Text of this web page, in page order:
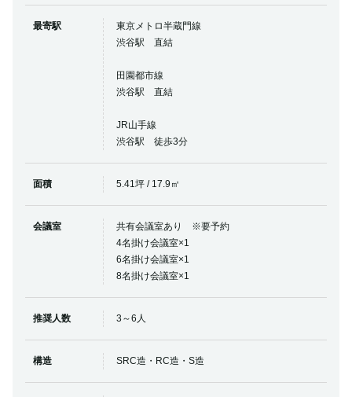
最寄駅
東京メトロ半蔵門線
渋谷駅 直結
田園都市線
渋谷駅 直結
JR山手線
渋谷駅 徒歩3分
面積 5.41坪 / 17.9㎡
会議室
共有会議室あり ※要予約
4名掛け会議室×1
6名掛け会議室×1
8名掛け会議室×1
推奨人数 3～6人
構造 SRC造・RC造・S造